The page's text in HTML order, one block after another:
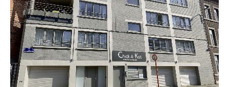
8 studios
Salle de bain privée dans toutes les chambres.
Coin cuisine dans toutes les chambres.
Balcons dans certaines chambres.
Salle d'étude.